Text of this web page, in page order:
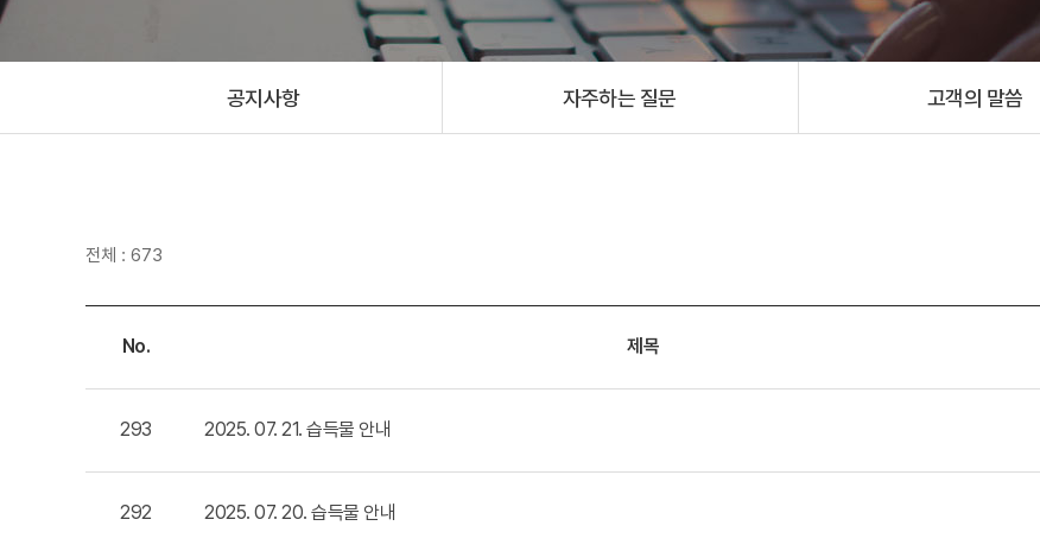
공지사항 자주하는 질문 고객의 말씀
전체 : 673
No. 제목
293 2025. 07. 21. 습득물 안내
292 2025. 07. 20. 습득물 안내